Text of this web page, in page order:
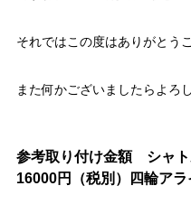
それではこの度はありがとう
また何かございましたらよろ
参考取り付け金額 シャ
16000円（税別）四輪アラ